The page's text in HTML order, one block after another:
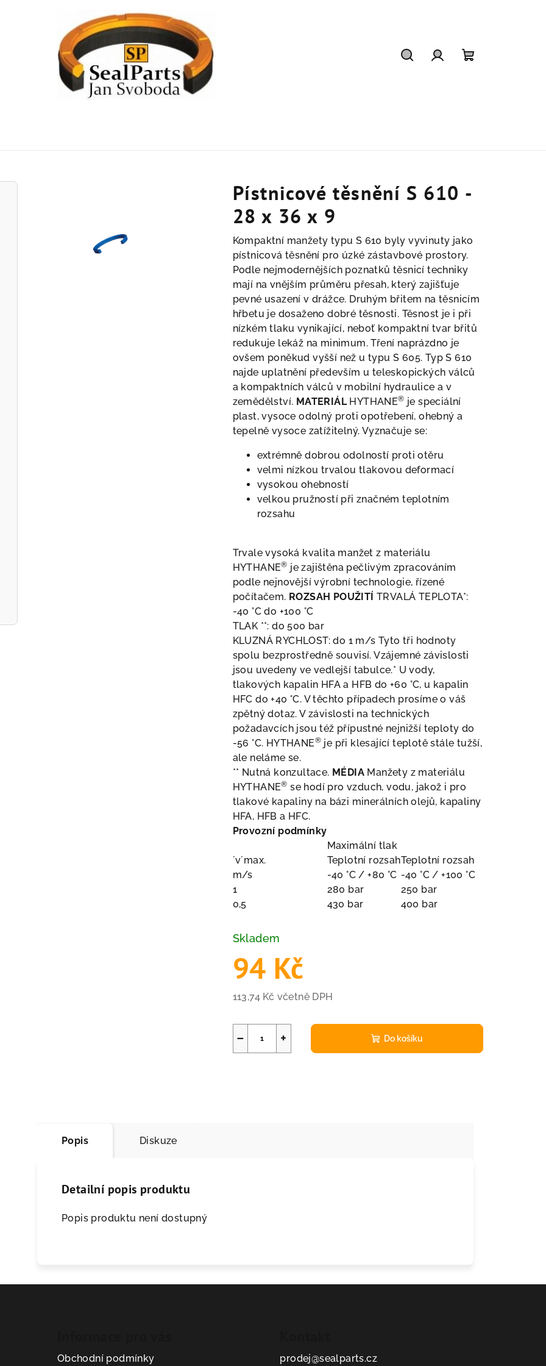
Pístnicové těsnění S 610 -
28 x 36 x 9
Kompaktní manžety typu S 610 byly vyvinuty jako
pístnicová těsnění pro úzké zástavbové prostory.
Podle nejmodernějších poznatků těsnicí techniky
mají na vnějším průměru přesah, který zajišťuje
pevné usazení v drážce. Druhým břitem na těsnicím
hřbetu je dosaženo dobré těsnosti. Těsnost je i při
nízkém tlaku vynikající, neboť kompaktní tvar břitů
redukuje lekáž na minimum. Tření naprázdno je
ovšem poněkud vyšší než u typu S 605. Typ S 610
najde uplatnění především u teleskopických válců
a kompaktních válců v mobilní hydraulice a v
zemědělství. MATERIÁLHYTHANE® je speciální
plast, vysoce odolný proti opotřebení, ohebný a
tepelně vysoce zatížitelný. Vyznačuje se:
extrémně dobrou odolností proti otěru
velmi nízkou trvalou tlakovou deformací
vysokou ohebností
velkou pružností při značném teplotním
rozsahu
Trvale vysoká kvalita manžet z materiálu
HYTHANE® je zajištěna pečlivým zpracováním
podle nejnovější výrobní technologie, řízené
počítačem. ROZSAH POUŽITÍ TRVALÁ TEPLOTA*:
-40 °C do +100 °C
TLAK **: do 500 bar
KLUZNÁ RYCHLOST: do 1 m/s Tyto tři hodnoty
spolu bezprostředně souvisí. Vzájemné závislosti
jsou uvedeny ve vedlejší tabulce.* U vody,
tlakových kapalin HFA a HFB do +60 °C, u kapalin
HFC do +40 °C. V těchto případech prosíme o váš
zpětný dotaz. V závislosti na technických
požadavcích jsou též přípustné nejnižší teploty do
-56 °C. HYTHANE® je při klesající teplotě stále tužší,
ale neláme se.
** Nutná konzultace. MÉDIA Manžety z materiálu
HYTHANE® se hodí pro vzduch, vodu, jakož i pro
tlakové kapaliny na bázi minerálních olejů, kapaliny
HFA, HFB a HFC.
Provozní podmínky
Maximální tlak
´v´max.
Teplotní rozsahTeplotní rozsah
m/s
-40 °C / +80 °C -40 °C / +100 °C
1
280 bar
250 bar
0,5
430 bar 400 bar
Skladem
94 Kč
113,74 Kč včetně DPH
cena:
+
− Do košíku
Popis Diskuze
Detailní popis produktu
Popis produktu není dostupný
Obchodní podmínky prodej@sealparts.cz